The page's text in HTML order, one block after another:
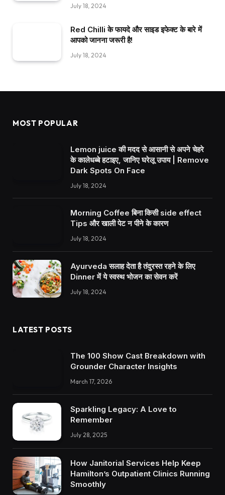
July 18, 2024
Red Chilli के फायदे और साइड इफेक्ट के बारे में
आपको जानना जरूरी है!
July 18, 2024
MOST POPULAR
Lemon juice की मदद से आसानी से अपने चेहरे
के कालेधब्बे हटाइए, जानिए घरेलू उपाय | Remove
Dark Spots On Face
July 18, 2024
Morning Coffee बिना किसी side effect
Tips और खाली पेट न पीने के कारण
July 18, 2024
Ayurveda सलाह देता है तंदुरस्त रहने के लिए
Dinner में ये स्वस्थ भोजन का सेवन करें
July 18, 2024
LATEST POSTS
The 100 Show Cast Breakdown with
Grounder Character Insights
March 17, 2026
Sparkling Legacy: A Love to
Remember
July 28, 2025
How Janitorial Services Help Keep
Hamilton’s Outpatient Clinics Running
Smoothly